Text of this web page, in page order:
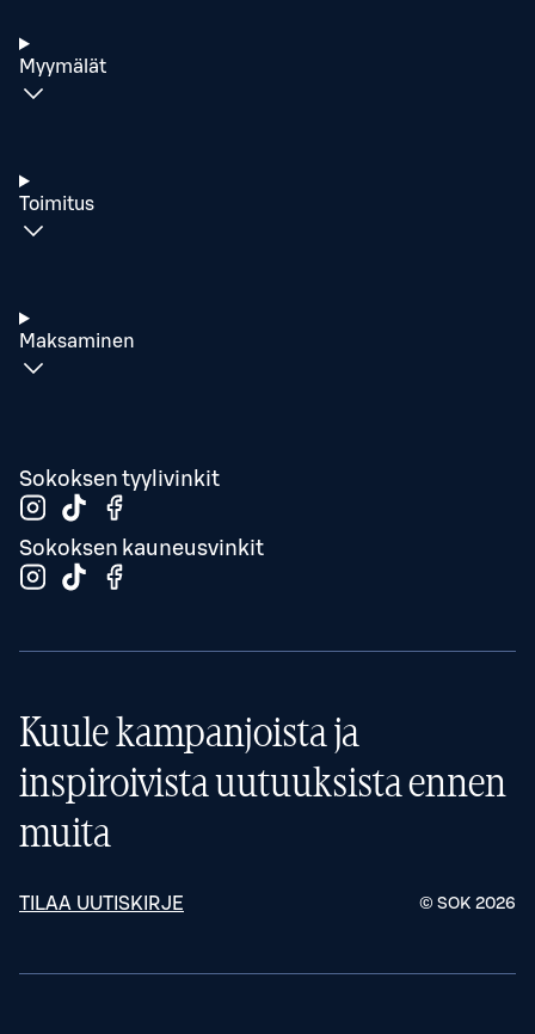
Myymälät
Toimitus
Maksaminen
Sokoksen tyylivinkit
Sokoksen kauneusvinkit
Kuule kampanjoista ja
inspiroivista uutuuksista ennen
muita
TILAA UUTISKIRJE © SOK 2026